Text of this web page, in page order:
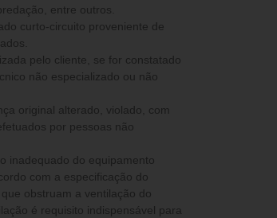
entre outros.
curto-circuito proveniente de
pelo cliente, se for constatado
não especializado ou não
original alterado, violado, com
por pessoas não
inadequado do equipamento
com a especificação do
obstruam a ventilação do
é requisito indispensável para